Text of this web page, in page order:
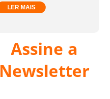
LER MAIS
Assine a
Newsletter